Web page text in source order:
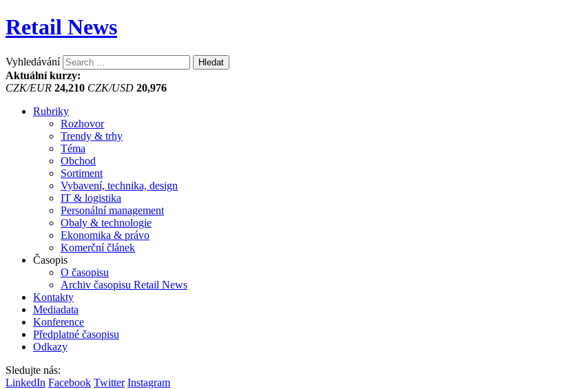
Retail News
Vyhledávání
Aktuální kurzy:
CZK/EUR 24,210 CZK/USD 20,976
Rubriky
Rozhovor
Trendy & trhy
Téma
Obchod
Sortiment
Vybavení, technika, design
IT & logistika
Personální management
Obaly & technologie
Ekonomika & právo
Komerční článek
Časopis
O časopisu
Archiv časopisu Retail News
Kontakty
Mediadata
Konference
Předplatné časopisu
Odkazy
Sledujte nás:
LinkedIn Facebook Twitter Instagram